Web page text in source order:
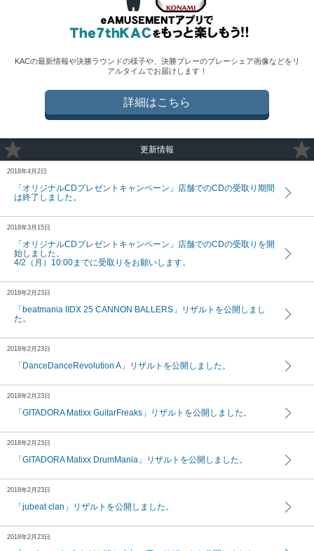
しもう!
KACの最新情報や決勝ラウンドの様子や、決勝プレーのプレーシェア画像などをリ
アルタイムでお届けします！
詳細はこちら
更新情報
2018年4月2日
「オリジナルCDプレゼントキャンペーン」店舗でのCDの受取り期間
は終了しました。
2018年3月15日
「オリジナルCDプレゼントキャンペーン」店舗でのCDの受取りを開
始しました。
4/2（月）10:00までに受取りをお願いします。
2018年2月23日
「beatmania IIDX 25 CANNON BALLERS」リザルトを公開しまし
た。
2018年2月23日
「DanceDanceRevolution A」リザルトを公開しました。
2018年2月23日
「GITADORA Matixx GuitarFreaks」リザルトを公開しました。
2018年2月23日
「GITADORA Matixx DrumMania」リザルトを公開しました。
2018年2月23日
「jubeat clan」リザルトを公開しました。
2018年2月23日